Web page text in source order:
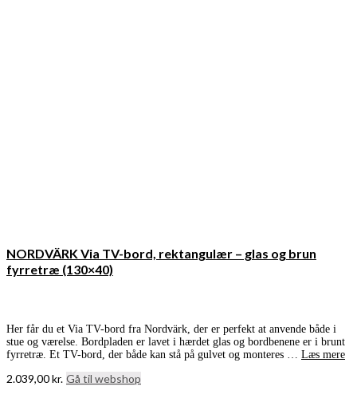
NORDVÄRK Via TV-bord, rektangulær – glas og brun
fyrretræ (130×40)
Her får du et Via TV-bord fra Nordvärk, der er perfekt at anvende både i
stue og værelse. Bordpladen er lavet i hærdet glas og bordbenene er i brunt
fyrretræ. Et TV-bord, der både kan stå på gulvet og monteres … Læs mere
2.039,00kr. Gå til webshop